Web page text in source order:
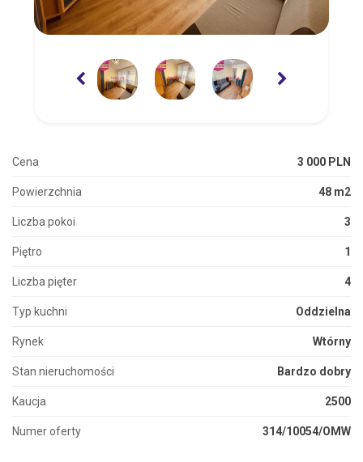
Cena 3 000 PLN
Powierzchnia 48 m2
Liczba pokoi 3
Piętro 1
Liczba pięter 4
Typ kuchni Oddzielna
Rynek Wtórny
Stan nieruchomości Bardzo dobry
Kaucja 2500
Numer oferty 314/10054/OMW